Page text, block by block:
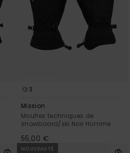
3
Mission
Moufles techniques de
snowboard/ski Noir Homme
55,00 €
NOUVEAUTÉ